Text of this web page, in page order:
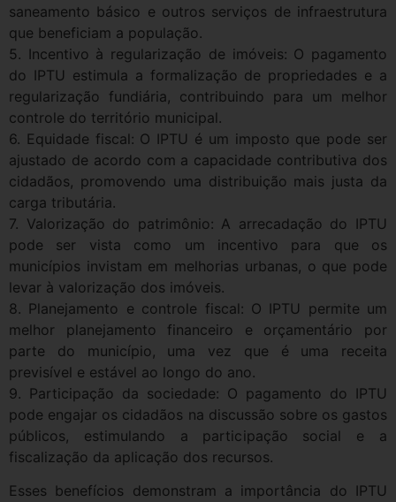
saneamento básico e outros serviços de infraestrutura
que beneficiam a população.
5. Incentivo à regularização de imóveis: O pagamento
do IPTU estimula a formalização de propriedades e a
regularização fundiária, contribuindo para um melhor
controle do território municipal.
6. Equidade fiscal: O IPTU é um imposto que pode ser
ajustado de acordo com a capacidade contributiva dos
cidadãos, promovendo uma distribuição mais justa da
carga tributária.
7. Valorização do patrimônio: A arrecadação do IPTU
pode ser vista como um incentivo para que os
municípios invistam em melhorias urbanas, o que pode
levar à valorização dos imóveis.
8. Planejamento e controle fiscal: O IPTU permite um
melhor planejamento financeiro e orçamentário por
parte do município, uma vez que é uma receita
previsível e estável ao longo do ano.
9. Participação da sociedade: O pagamento do IPTU
pode engajar os cidadãos na discussão sobre os gastos
públicos, estimulando a participação social e a
fiscalização da aplicação dos recursos.
Esses benefícios demonstram a importância do IPTU